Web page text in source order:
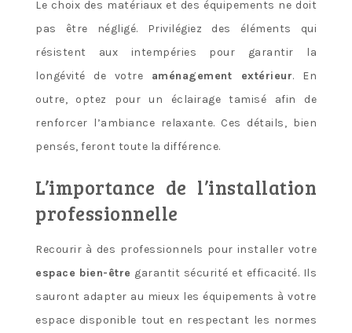
Le choix des matériaux et des équipements ne doit
pas être négligé. Privilégiez des éléments qui
résistent aux intempéries pour garantir la
longévité de votre aménagement extérieur. En
outre, optez pour un éclairage tamisé afin de
renforcer l’ambiance relaxante. Ces détails, bien
pensés, feront toute la différence.
L’importance de l’installation
professionnelle
Recourir à des professionnels pour installer votre
espace bien-être garantit sécurité et efficacité. Ils
sauront adapter au mieux les équipements à votre
espace disponible tout en respectant les normes